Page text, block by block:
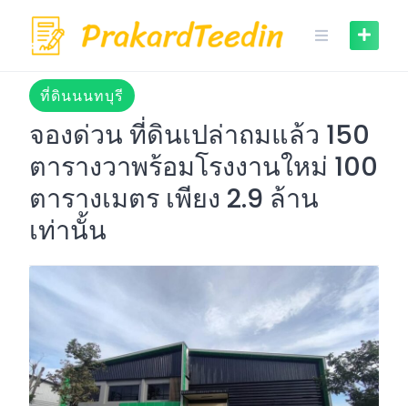
content
ที่ดินนนทบุรี
จองด่วน ที่ดินเปล่าถมแล้ว 150
ตารางวาพร้อมโรงงานใหม่ 100
ตารางเมตร เพียง 2.9 ล้าน
เท่านั้น